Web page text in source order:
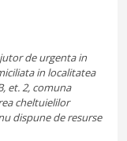
de urgenta in
in localitatea
et. 2, comuna
cheltuielilor
dispune de resurse